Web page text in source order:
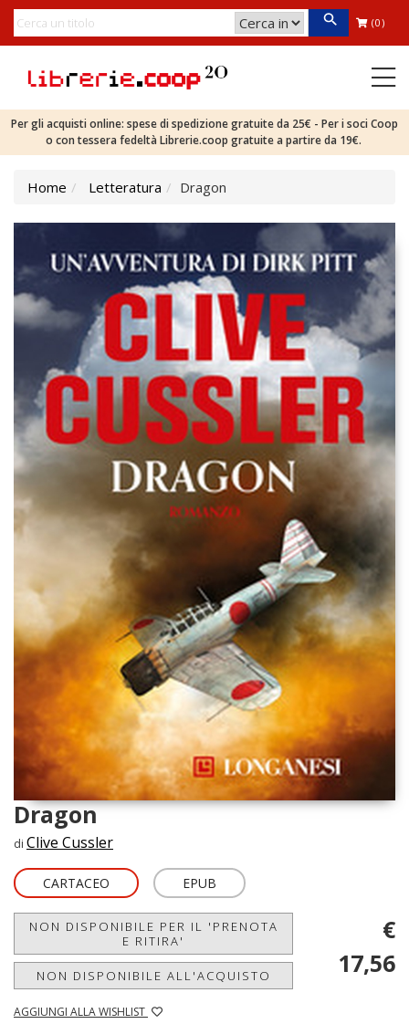
(0)
Per gli acquisti online: spese di spedizione gratuite da 25€ - Per i soci Coop
o con tessera fedeltà Librerie.coop gratuite a partire da 19€.
Home Letteratura Dragon
Dragon
di Clive Cussler
CARTACEO EPUB
NON DISPONIBILE PER IL 'PRENOTA
E RITIRA'
NON DISPONIBILE ALL'ACQUISTO
AGGIUNGI ALLA WISHLIST
€
17,56